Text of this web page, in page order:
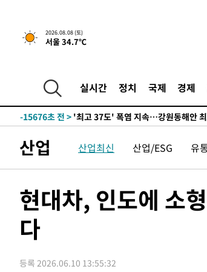
2026.08.08 (토)
서울 34.7℃
실시간 정치 국제 경제
-8822초 전 >[속보]뉴욕증시 상승 마감…S&P 0.6%
-31520초 전 >극한폭염 한풀 꺾이지만…'낮 최고 35
-27055초 전 >
[속보]'압수수색·성접대 논란' 축구
-15676초 전 >
-8802초 전 > [속보]뉴욕증시 상승 마감…S&P 0.6%
주 날씨]
-28558초 전 > 축구협회 "압수수색·성접대 논란 사
-27075초 전 >[속보]'압수수색·성접대 논란' 축구협
-8822초 전 >[속보]뉴욕증시 상승 마감…S&P 0.6%
산업 산업최신 산업/ESG 유
현대차, 인도에 소
다
등록 2026.06.10 13:55:32